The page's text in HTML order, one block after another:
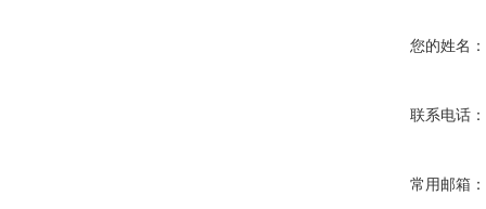
您的姓名：
联系电话：
常用邮箱：